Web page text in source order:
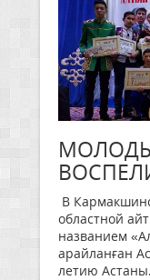
В
областной
названием
арайланған
летию Астаны.